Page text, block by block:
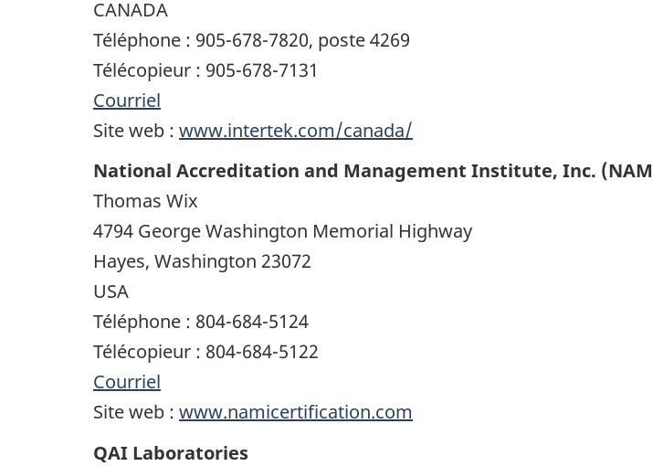
CANADA
Téléphone : 905-678-7820, poste 4269
Télécopieur : 905-678-7131
Courriel
Site web : www.intertek.com/canada/
National Accreditation and Management Institute, Inc.
Thomas Wix
4794 George Washington Memorial Highway
Hayes, Washington 23072
USA
Téléphone : 804-684-5124
Télécopieur : 804-684-5122
Courriel
Site web : www.namicertification.com
QAI Laboratories